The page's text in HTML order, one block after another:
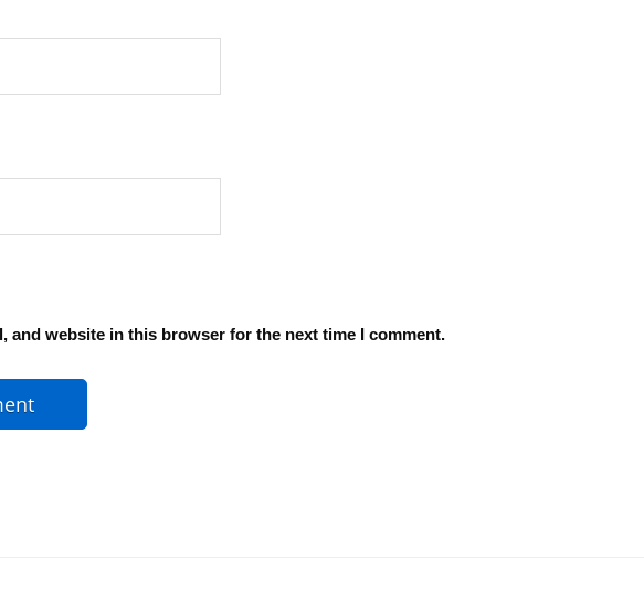
and website in this browser for the next time I comment.